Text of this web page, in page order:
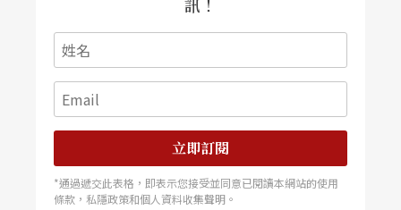
立即訂閱
*通過遞交此表格，即表示您接受並同意已閱讀本網站的使用
條款，私隱政策和個人資料收集聲明。